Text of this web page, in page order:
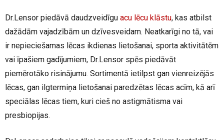
Dr.Lensor piedāvā daudzveidīgu acu lēcu klāstu, kas atbilst
dažādām vajadzībām un dzīvesveidam. Neatkarīgi no tā, vai
ir nepieciešamas lēcas ikdienas lietošanai, sporta aktivitātēm
vai īpašiem gadījumiem, Dr.Lensor spēs piedāvāt
piemērotāko risinājumu. Sortimentā ietilpst gan vienreizējās
lēcas, gan ilgtermiņa lietošanai paredzētas lēcas acīm, kā arī
speciālas lēcas tiem, kuri cieš no astigmātisma vai
presbiopijas.